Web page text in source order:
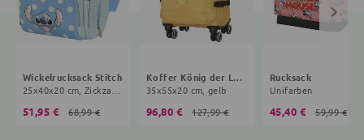
Wickelrucksack Stitch
25x40x20 cm, Zickzack, Punkte, mint, hellblau
51,95 € 68,99 €
Koffer König der Löwen
35x55x20 cm, gelb
96,80 € 127,99 €
Rucksack
Unifarben
45,40 € 59,99 €